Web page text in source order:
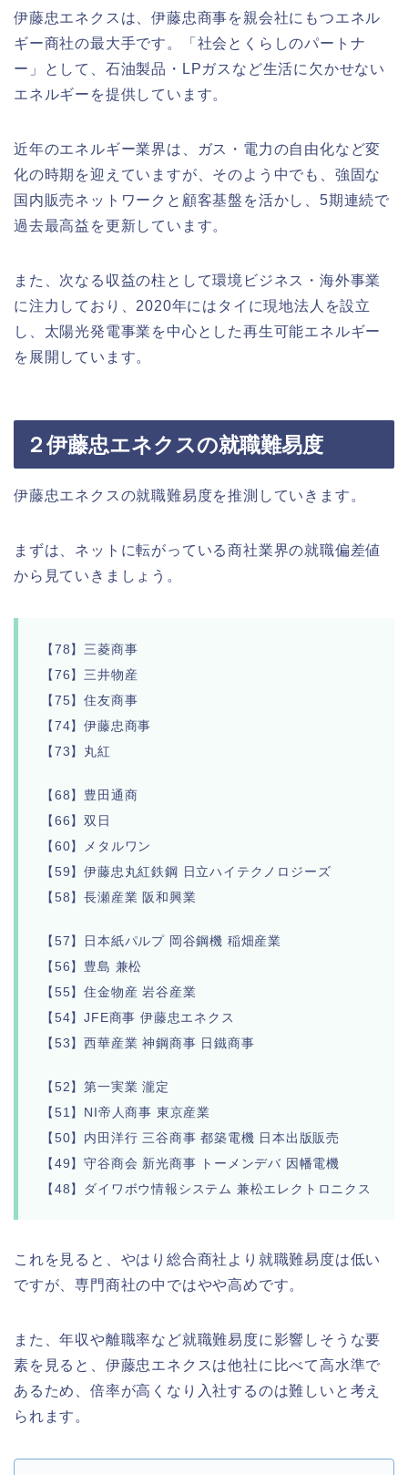
伊藤忠エネクスは、伊藤忠商事を親会社にもつエネル
ギー商社の最大手です。「社会とくらしのパートナ
ー」として、石油製品・LPガスなど生活に欠かせない
エネルギーを提供しています。
近年のエネルギー業界は、ガス・電力の自由化など変
化の時期を迎えていますが、そのよう中でも、強固な
国内販売ネットワークと顧客基盤を活かし、5期連続で
過去最高益を更新しています。
また、次なる収益の柱として環境ビジネス・海外事業
に注力しており、2020年にはタイに現地法人を設立
し、太陽光発電事業を中心とした再生可能エネルギー
を展開しています。
２伊藤忠エネクスの就職難易度
伊藤忠エネクスの就職難易度を推測していきます。
まずは、ネットに転がっている商社業界の就職偏差値
から見ていきましょう。
【78】三菱商事
【76】三井物産
【75】住友商事
【74】伊藤忠商事
【73】丸紅
【68】豊田通商
【66】双日
【60】メタルワン
【59】伊藤忠丸紅鉄鋼 日立ハイテクノロジーズ
【58】長瀬産業 阪和興業
【57】日本紙パルプ 岡谷鋼機 稲畑産業
【56】豊島 兼松
【55】住金物産 岩谷産業
【54】JFE商事 伊藤忠エネクス
【53】西華産業 神鋼商事 日鐵商事
【52】第一実業 瀧定
【51】NI帝人商事 東京産業
【50】内田洋行 三谷商事 都築電機 日本出版販売
【49】守谷商会 新光商事 トーメンデバ 因幡電機
【48】ダイワボウ情報システム 兼松エレクトロニクス
これを見ると、やはり総合商社より就職難易度は低い
ですが、専門商社の中ではやや高めです。
また、年収や離職率など就職難易度に影響しそうな要
素を見ると、伊藤忠エネクスは他社に比べて高水準で
あるため、倍率が高くなり入社するのは難しいと考え
られます。